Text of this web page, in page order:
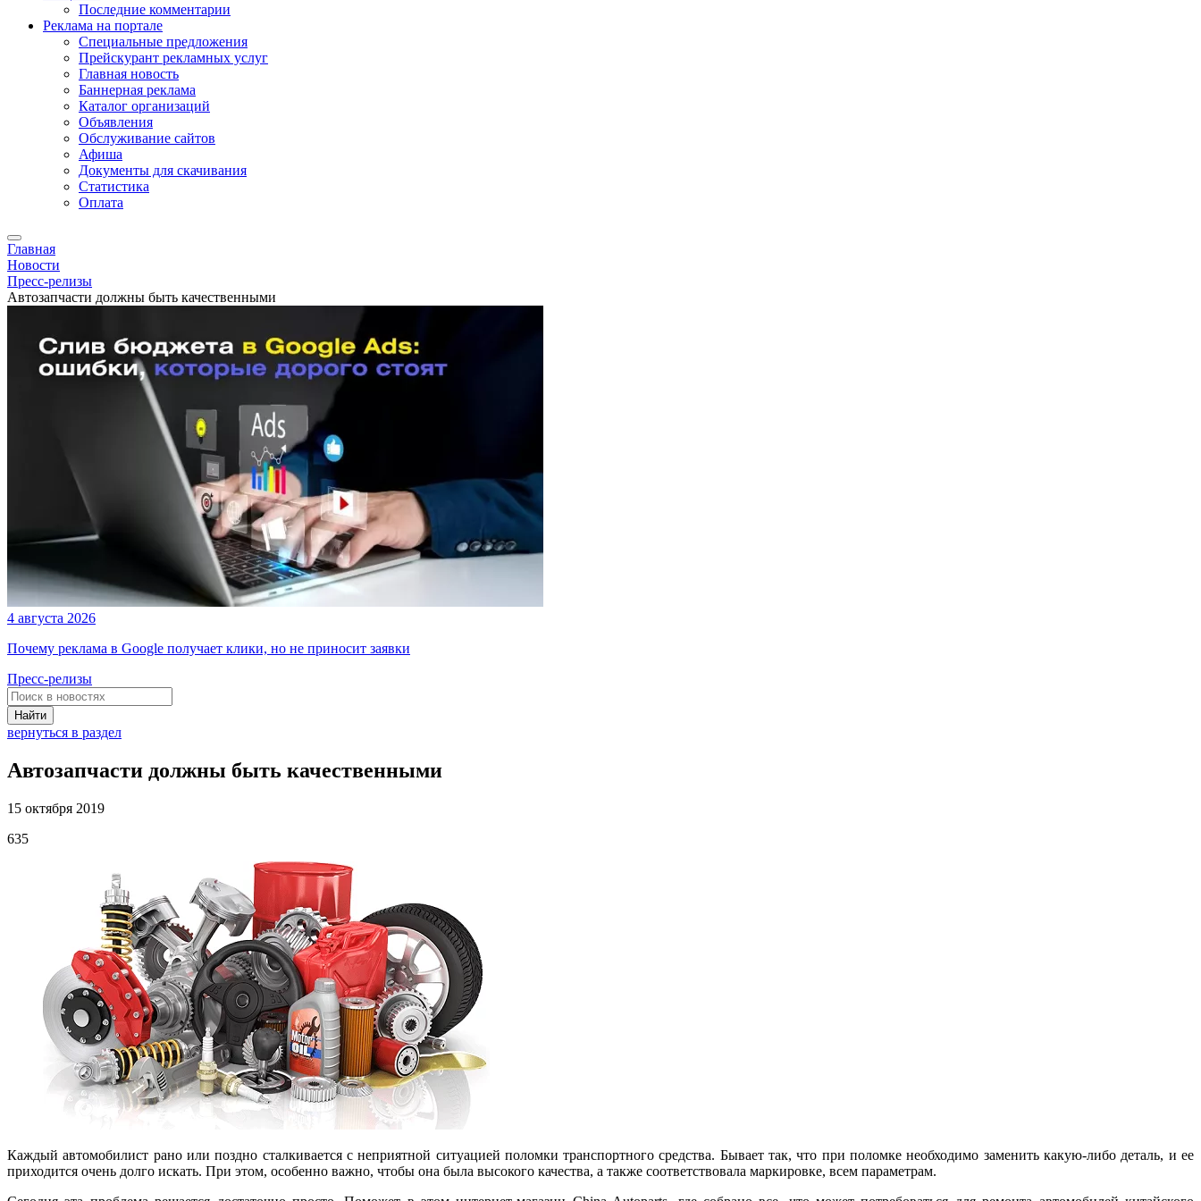
Последние комментарии
Реклама на портале
Специальные предложения
Прейскурант рекламных услуг
Главная новость
Баннерная реклама
Каталог организаций
Объявления
Обслуживание сайтов
Афиша
Документы для скачивания
Статистика
Оплата
Главная
Новости
Пресс-релизы
Автозапчасти должны быть качественными
4 августа 2026
Почему реклама в Google получает клики, но не приносит заявки
Пресс-релизы
Найти
вернуться в раздел
Автозапчасти должны быть качественными
15 октября 2019
635
Каждый автомобилист рано или поздно сталкивается с неприятной ситуацией поломки транспортного средства. Бывает так, что при поломке необходимо заменить какую-либо деталь, и ее
приходится очень долго искать. При этом, особенно важно, чтобы она была высокого качества, а также соответствовала маркировке, всем параметрам.